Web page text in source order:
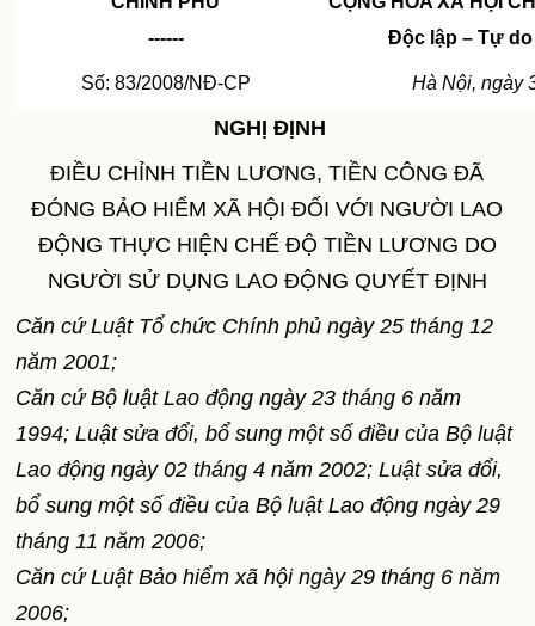
------
Độc lập – Tự
Số: 83/2008/NĐ-CP Hà Nội, ngày
NGHỊ ĐỊNH
ĐIỀU CHỈNH TIỀN LƯƠNG, TIỀN CÔNG ĐÃ
ĐÓNG BẢO HIỂM XÃ HỘI ĐỐI VỚI NGƯỜI LAO
ĐỘNG THỰC HIỆN CHẾ ĐỘ TIỀN LƯƠNG DO
NGƯỜI SỬ DỤNG LAO ĐỘNG QUYẾT ĐỊNH
Căn cứ Luật Tổ chức Chính phủ ngày 25 tháng 12
năm 2001;
Căn cứ Bộ luật Lao động ngày 23 tháng 6 năm
1994; Luật sửa đổi, bổ sung một số điều của Bộ luật
Lao động ngày 02 tháng 4 năm 2002; Luật sửa đổi,
bổ sung một số điều của Bộ luật Lao động ngày 29
tháng 11 năm 2006;
Căn cứ Luật Bảo hiểm xã hội ngày 29 tháng 6 năm
2006;